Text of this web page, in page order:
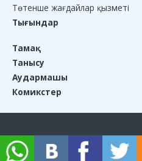
Төтенше жағдайлар қызметі
Тығындар
Тамақ
Танысу
Аудармашы
Комикстер